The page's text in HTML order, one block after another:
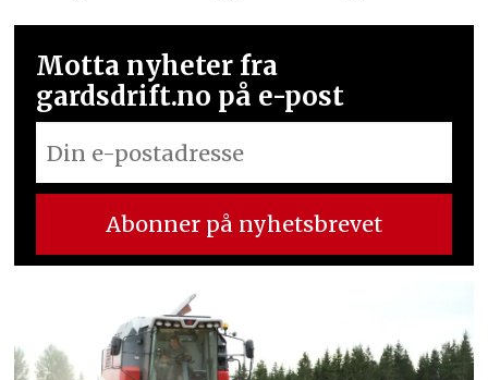
Motta nyheter fra
gardsdrift.no på e-post